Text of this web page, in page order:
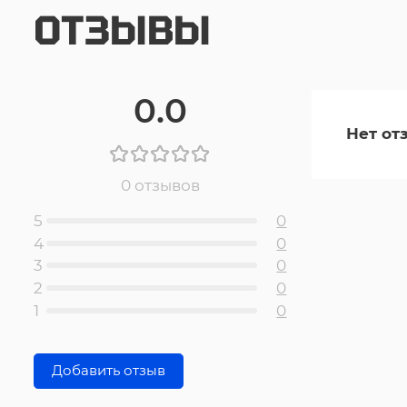
ОТЗЫВЫ
0.0
0 отзывов
5
0
4
0
3
0
2
0
1
0
Добавить отзыв
Нет